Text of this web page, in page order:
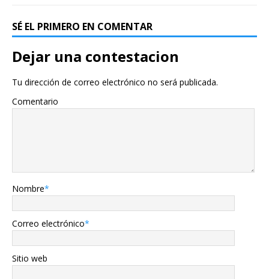
SÉ EL PRIMERO EN COMENTAR
Dejar una contestacion
Tu dirección de correo electrónico no será publicada.
Comentario
Nombre*
Correo electrónico*
Sitio web